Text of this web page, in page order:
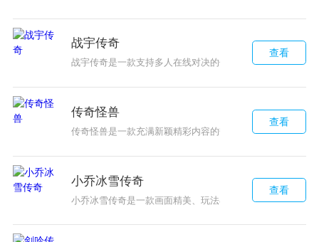
战宇传奇
战宇传奇是一款支持多人在线对决的传统MMORPG游戏，
查看
传奇怪兽
传奇怪兽是一款充满新颖精彩内容的热血对决游戏，提供
查看
小乔冰雪传奇
小乔冰雪传奇是一款画面精美、玩法丰富的传奇类角色扮
查看